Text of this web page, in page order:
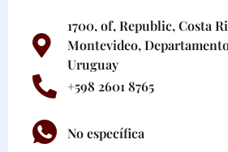
1700, of, Republic, Costa
Montevideo,
Uruguay
+598 2601 8765
No específica